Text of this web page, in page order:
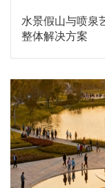
水景假山与喷泉
整体解决方案